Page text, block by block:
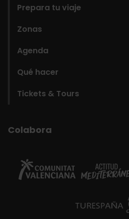
Prepara tu viaje
Zonas
Agenda
Qué hacer
Tickets & Tours
Colabora